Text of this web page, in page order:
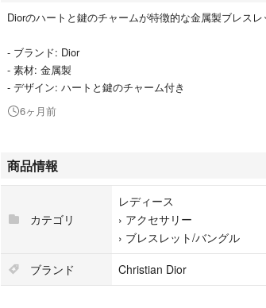
Diorのハートと鍵のチャームが特徴的な金属製ブレスレ
- ブランド: Dior
- 素材: 金属製
- デザイン: ハートと鍵のチャーム付き
6ヶ月前
商品情報
カテゴリ
レディース
› アクセサリー
› ブレスレット/バングル
ブランド
Christian Dior